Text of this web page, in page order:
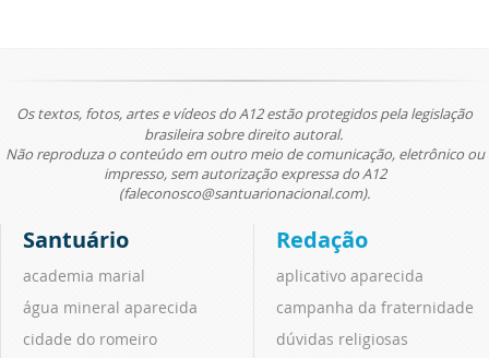
Os textos, fotos, artes e vídeos do A12 estão protegidos pela legislação
brasileira sobre direito autoral.
Não reproduza o conteúdo em outro meio de comunicação, eletrônico ou
impresso, sem autorização expressa do A12
(faleconosco@santuarionacional.com).
Santuário
academia marial
água mineral aparecida
cidade do romeiro
Redação
aplicativo aparecida
campanha da fraternidade
dúvidas religiosas